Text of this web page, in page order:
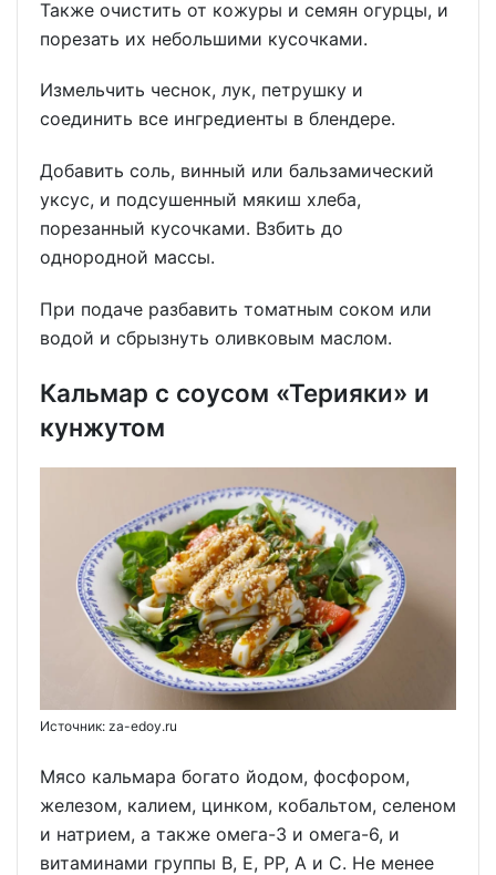
Также очистить от кожуры и семян огурцы, и
порезать их небольшими кусочками.
Измельчить чеснок, лук, петрушку и
соединить все ингредиенты в блендере.
Добавить соль, винный или бальзамический
уксус, и подсушенный мякиш хлеба,
порезанный кусочками. Взбить до
однородной массы.
При подаче разбавить томатным соком или
водой и сбрызнуть оливковым маслом.
Кальмар с соусом «Терияки» и
кунжутом
Источник: za-edoy.ru
Мясо кальмара богато йодом, фосфором,
железом, калием, цинком, кобальтом, селеном
и натрием, а также омега-3 и омега-6, и
витаминами группы В, Е, РР, А и С. Не менее